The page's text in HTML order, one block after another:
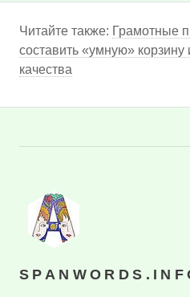
Читайте также: Грамотные
составить «умную» корзину
качества